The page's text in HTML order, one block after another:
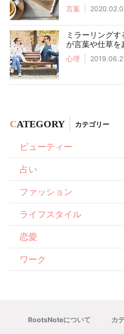
言葉
ミラーリング
が言葉や仕草を
心理
CATEGORY カテゴリー
ビューティー
占い
ファッション
ライフスタイル
恋愛
ワーク
RootsNoteについて カ